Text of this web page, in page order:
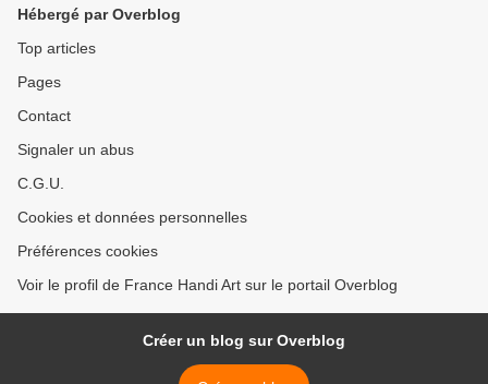
anniversaire noel,bijou
artisitique,petit prix,fait
Hébergé par Overblog
Top articles
Pages
Contact
Signaler un abus
C.G.U.
Cookies et données personnelles
Préférences cookies
Voir le profil de France Handi Art sur le portail Overblog
Créer un blog sur Overblog